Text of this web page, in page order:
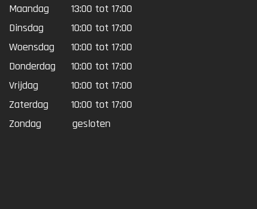
Maandag
13:00 tot 17:00
Dinsdag
10:00 tot 17:00
Woensdag
10:00 tot 17:00
Donderdag
10:00 tot 17:00
Vrijdag
10:00 tot 17:00
Zaterdag
10:00 tot 17:00
Zondag
gesloten